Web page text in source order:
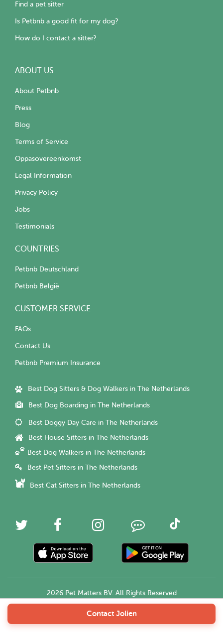
Contact Jolien
Find a pet sitter
Is Petbnb a good fit for my dog?
How do I contact a sitter?
ABOUT US
About Petbnb
Press
Blog
Terms of Service
Oppasovereenkomst
Legal Information
Privacy Policy
Jobs
Testimonials
COUNTRIES
Petbnb Deutschland
Petbnb België
CUSTOMER SERVICE
FAQs
Contact Us
Petbnb Premium Insurance
Best Dog Sitters & Dog Walkers in The Netherlands
Best Dog Boarding in The Netherlands
Best Doggy Day Care in The Netherlands
Best House Sitters in The Netherlands
Best Dog Walkers in The Netherlands
Best Pet Sitters in The Netherlands
Best Cat Sitters in The Netherlands
2026 Pet Matters BV. All Rights Reserved